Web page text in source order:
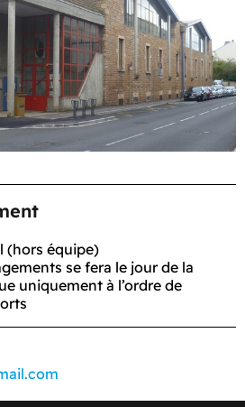
(hors équipe)
se fera le jour de la
uniquement à l’ordre de